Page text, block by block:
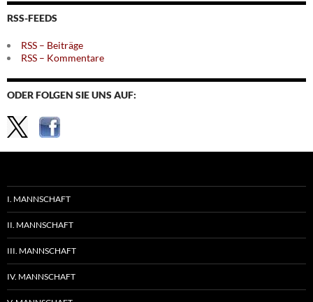
Themen
RSS-FEEDS
RSS – Beiträge
RSS – Kommentare
ODER FOLGEN SIE UNS AUF:
I. MANNSCHAFT
II. MANNSCHAFT
III. MANNSCHAFT
IV. MANNSCHAFT